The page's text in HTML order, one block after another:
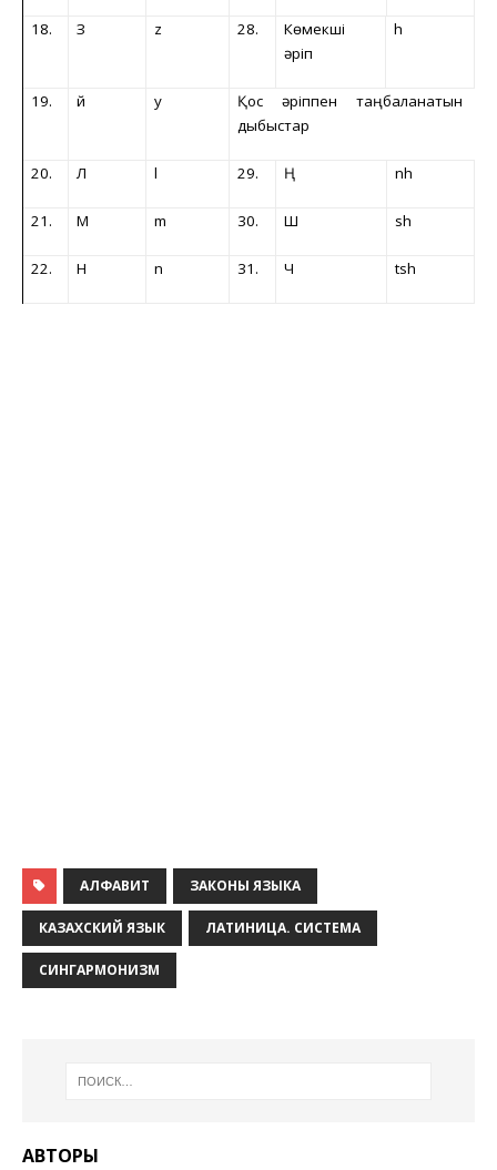
18. З z 28.
Көмекші
әріп
h
19. й y
Қос әріппен таңбаланатын
дыбыстар
20. Л l 29. Ң nh
21. М m 30. Ш sh
22. Н n 31. Ч tsh
АЛФАВИТ ЗАКОНЫ ЯЗЫКА
КАЗАХСКИЙ ЯЗЫК ЛАТИНИЦА. СИСТЕМА
СИНГАРМОНИЗМ
АВТОРЫ